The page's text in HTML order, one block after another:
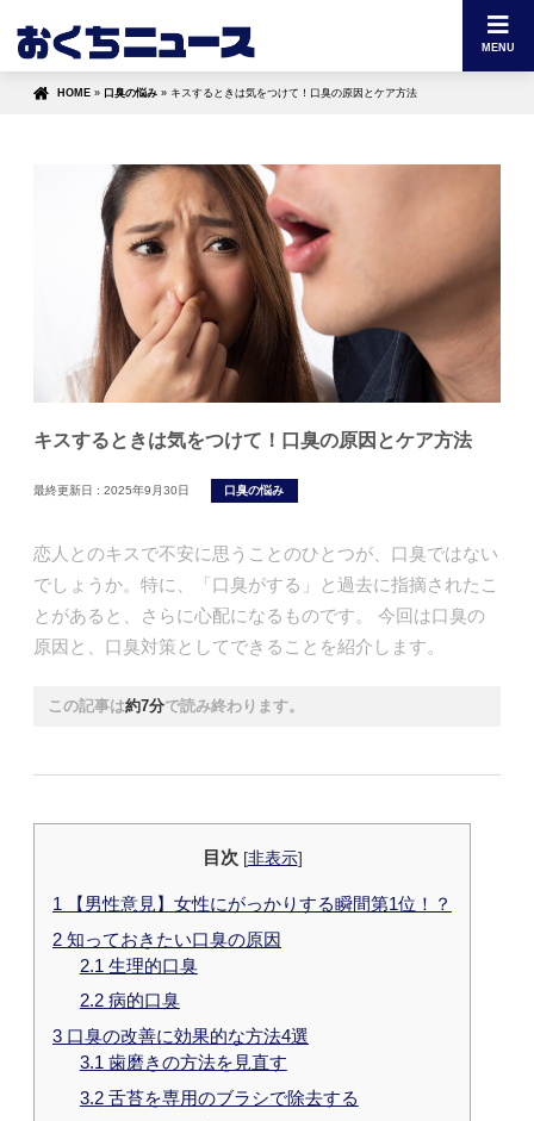
MENU
HOME » 口臭の悩み » キスするときは気をつけて！口臭の原因とケア方法
キスするときは気をつけて！口臭の原因とケア方法
最終更新日 : 2025年9月30日 口臭の悩み
恋人とのキスで不安に思うことのひとつが、口臭ではない
でしょうか。特に、「口臭がする」と過去に指摘されたこ
とがあると、さらに心配になるものです。 今回は口臭の
原因と、口臭対策としてできることを紹介します。
この記事は約7分で読み終わります。
目次 [非表示]
1 【男性意見】女性にがっかりする瞬間第1位！？
2 知っておきたい口臭の原因
2.1 生理的口臭
2.2病的口臭
3 口臭の改善に効果的な方法4選
3.1 歯磨きの方法を見直す
3.2舌苔を専用のブラシで除去する